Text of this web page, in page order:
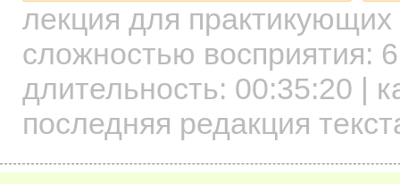
лекция для практикующих
сложностью восприятия: 6
длительность: 00:35:20 |
последняя редакция